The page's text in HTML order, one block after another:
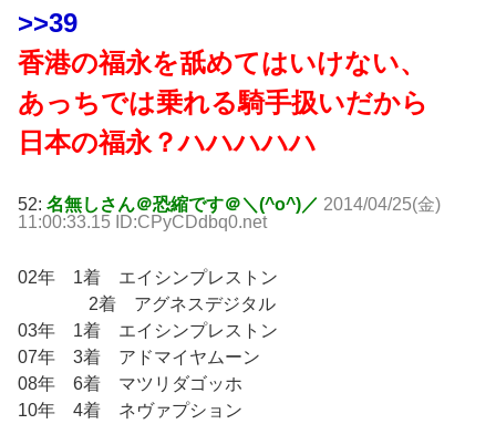
>>39
香港の福永を舐めてはいけない、
あっちでは乗れる騎手扱いだから
日本の福永？ハハハハハ
52: 名無しさん＠恐縮です＠＼(^o^)／ 2014/04/25(金)
11:00:33.15 ID:CPyCDdbq0.net
02年 1着 エイシンプレストン
2着 アグネスデジタル
03年 1着 エイシンプレストン
07年 3着 アドマイヤムーン
08年 6着 マツリダゴッホ
10年 4着 ネヴァプション